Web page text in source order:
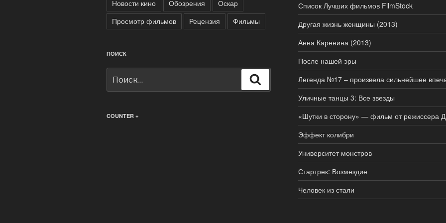
Новости кино Обозрения
Оскар
Просмотр фильмов
Рецензия Фильмы
ПОИСК
COUNTER +
Список Лучших фильмов FilmStock
Другая жизнь женщины (2013)
Анна Каренина (2013)
После нашей эры
Легенда №17 – произвела сильнейшее
Уличные танцы 3: Все звезды
«Шутки в сторону» — фильм от режиссера
Эффект колибри
Университет монстров
Стартрек: Возмездие
Человек из стали